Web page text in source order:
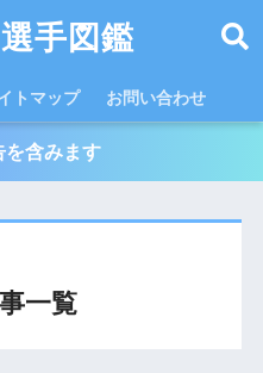
手図鑑
トマップ お問い合わせ
を含みます
一覧